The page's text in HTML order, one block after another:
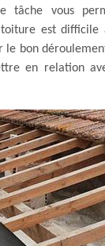
tâche vous
est difficile
bon
en relation